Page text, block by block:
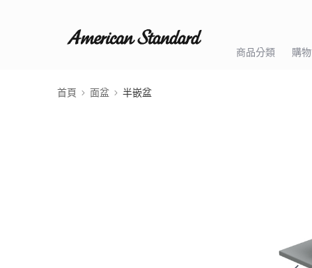
商品分類 購
首頁 面盆 半嵌盆